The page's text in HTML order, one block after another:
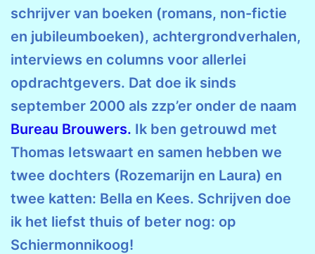
schrijver van boeken (romans, non-fictie
en jubileumboeken), achtergrondverhalen,
interviews en columns voor allerlei
opdrachtgevers. Dat doe ik sinds
september 2000 als zzp’er onder de naam
Bureau Brouwers. Ik ben getrouwd met
Thomas Ietswaart en samen hebben we
twee dochters (Rozemarijn en Laura) en
twee katten: Bella en Kees. Schrijven doe
ik het liefst thuis of beter nog: op
Schiermonnikoog!